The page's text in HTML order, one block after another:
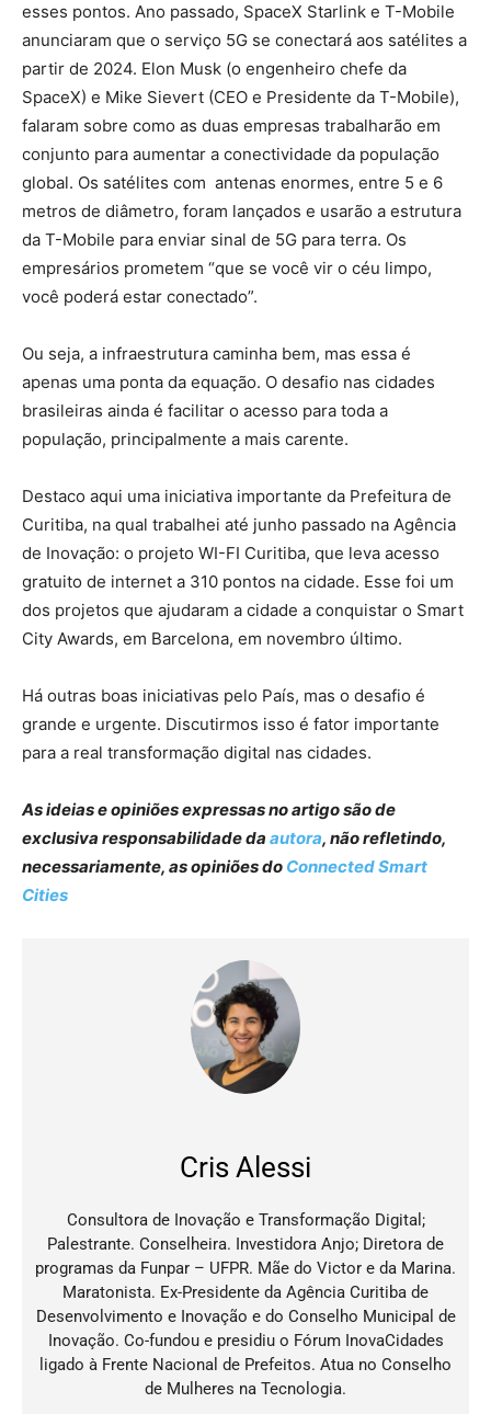
esses pontos. Ano passado, SpaceX Starlink e T-Mobile
anunciaram que o serviço 5G se conectará aos satélites a
partir de 2024. Elon Musk (o engenheiro chefe da
SpaceX) e Mike Sievert (CEO e Presidente da T-Mobile),
falaram sobre como as duas empresas trabalharão em
conjunto para aumentar a conectividade da população
global. Os satélites com antenas enormes, entre 5 e 6
metros de diâmetro, foram lançados e usarão a estrutura
da T-Mobile para enviar sinal de 5G para terra. Os
empresários prometem “que se você vir o céu limpo,
você poderá estar conectado”.
Ou seja, a infraestrutura caminha bem, mas essa é
apenas uma ponta da equação. O desafio nas cidades
brasileiras ainda é facilitar o acesso para toda a
população, principalmente a mais carente.
Destaco aqui uma iniciativa importante da Prefeitura de
Curitiba, na qual trabalhei até junho passado na Agência
de Inovação: o projeto WI-FI Curitiba, que leva acesso
gratuito de internet a 310 pontos na cidade. Esse foi um
dos projetos que ajudaram a cidade a conquistar o Smart
City Awards, em Barcelona, em novembro último.
Há outras boas iniciativas pelo País, mas o desafio é
grande e urgente. Discutirmos isso é fator importante
para a real transformação digital nas cidades.
As ideias e opiniões expressas no artigo são de
exclusiva responsabilidade da autora, não refletindo,
necessariamente, as opiniões do Connected Smart
Cities
Cris Alessi
Consultora de Inovação e Transformação Digital;
Palestrante. Conselheira. Investidora Anjo; Diretora de
programas da Funpar – UFPR. Mãe do Victor e da Marina.
Maratonista. Ex-Presidente da Agência Curitiba de
Desenvolvimento e Inovação e do Conselho Municipal de
Inovação. Co-fundou e presidiu o Fórum InovaCidades
ligado à Frente Nacional de Prefeitos. Atua no Conselho
de Mulheres na Tecnologia.